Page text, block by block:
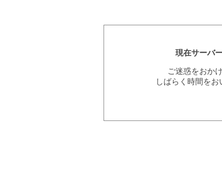
現在サーバ
ご迷惑をおか
しばらく時間を